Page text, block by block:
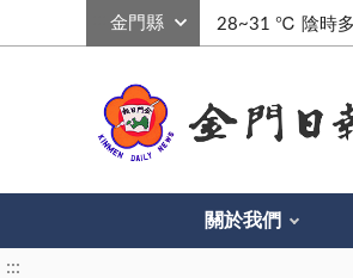
28~31 ℃ 陰時
關於我們
:::